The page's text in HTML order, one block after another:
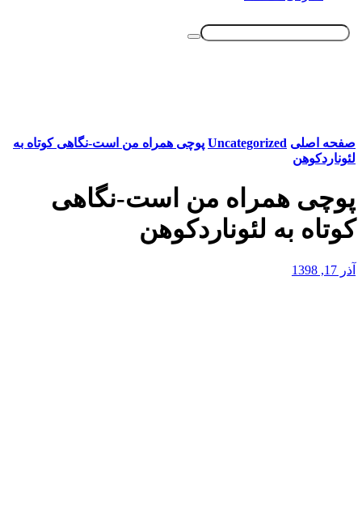
صفحه اصلی Uncategorized پوچی همراه من است-نگاهی کوتاه به
لئوناردکوهن
پوچی همراه من است-نگاهی
کوتاه به لئوناردکوهن
آذر 17, 1398